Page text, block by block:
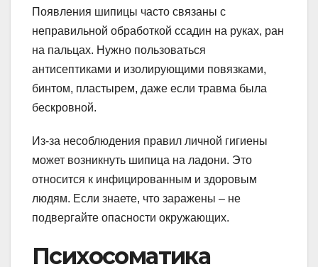
Появления шипицы часто связаны с
неправильной обработкой ссадин на руках, ран
на пальцах. Нужно пользоваться
антисептиками и изолирующими повязками,
бинтом, пластырем, даже если травма была
бескровной.
Из-за несоблюдения правил личной гигиены
может возникнуть шипица на ладони. Это
относится к инфицированным и здоровым
людям. Если знаете, что заражены – не
подвергайте опасности окружающих.
Психосоматика